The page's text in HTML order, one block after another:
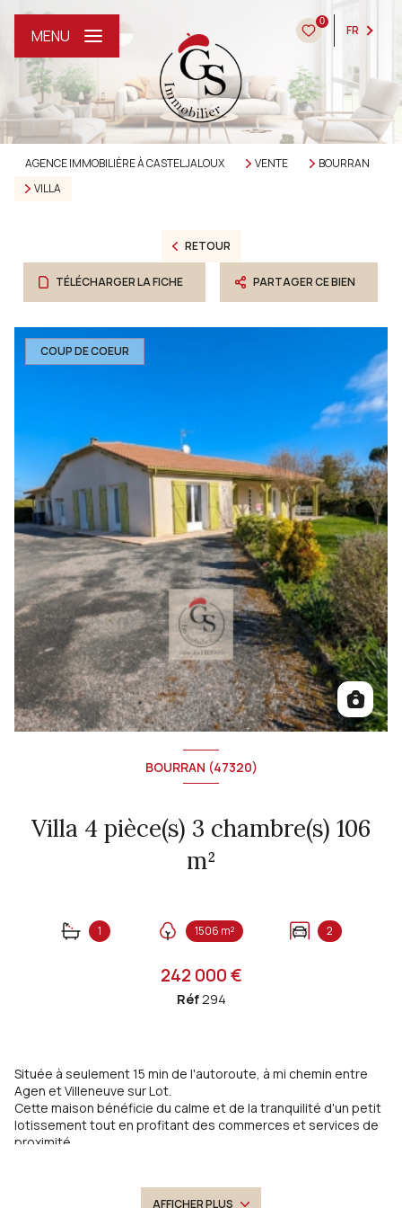
0
FR
MENU
AGENCE IMMOBILIÈRE À CASTELJALOUX VENTE
BOURRAN
VILLA
RETOUR
TÉLÉCHARGER LA FICHE PARTAGER CE BIEN
COUP DE COEUR
BOURRAN (47320)
Villa 4 pièce(s) 3 chambre(s) 106
m²
1 1506 m² 2
242 000 €
Réf294
Située à seulement 15 min de l'autoroute, à mi chemin entre
Agen et Villeneuve sur Lot.
Cette maison bénéficie du calme et de la tranquilité d'un petit
lotissement tout en profitant des commerces et services de
proximité.
AFFICHER PLUS